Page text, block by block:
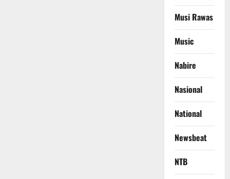
Musi Rawas
Music
Nabire
Nasional
National
Newsbeat
NTB